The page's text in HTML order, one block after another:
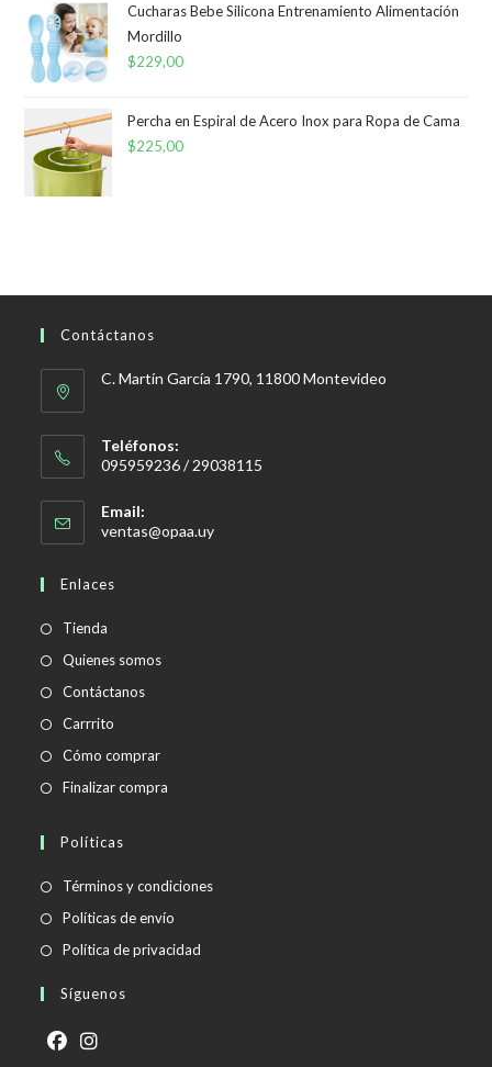
Cucharas Bebe Silicona Entrenamiento Alimentación
Mordillo
$229,00
Percha en Espiral de Acero Inox para Ropa de Cama
$225,00
Contáctanos
C. Martín García 1790, 11800 Montevideo
Teléfonos:
095959236 / 29038115
Email:
ventas@opaa.uySe
Enlaces
Tienda
Quienes somos
Contáctanos
Carrrito
Cómo comprar
Finalizar compra
Políticas
Términos y condicionesSe
Políticas de envío
abre
Política de privacidad
Síguenos